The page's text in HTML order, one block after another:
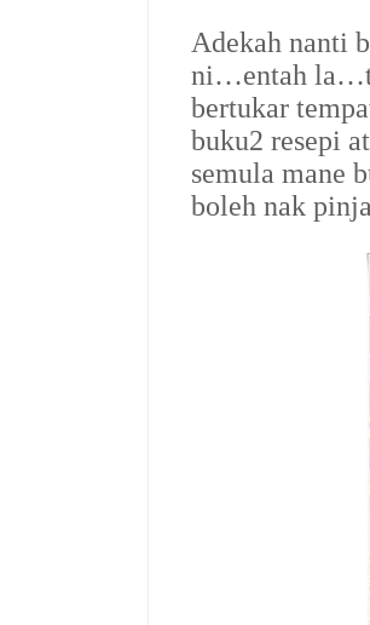
Adekah nanti
ni…entah
bertukar
buku2 resepi
semula mane
boleh nak